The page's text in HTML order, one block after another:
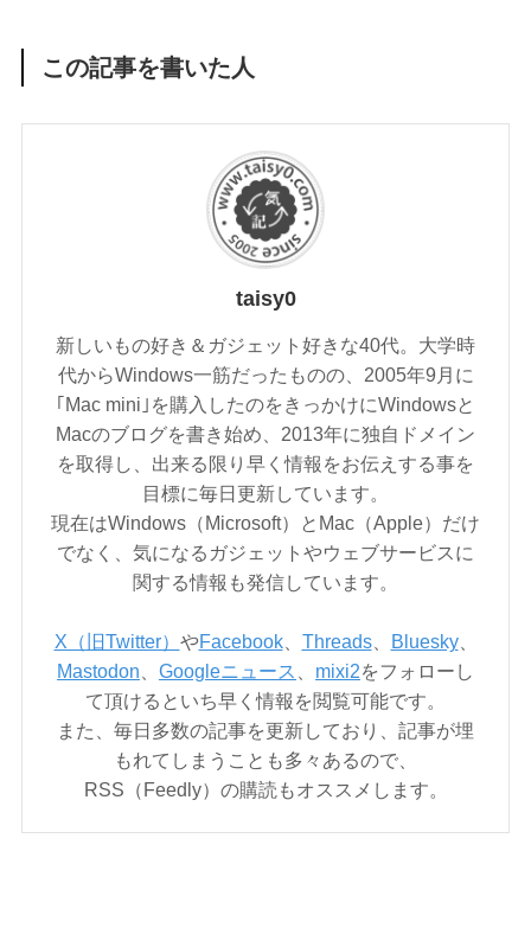
この記事を書いた人
taisy0
新しいもの好き＆ガジェット好きな40代。大学時
代からWindows一筋だったものの、2005年9月に
｢Mac mini｣を購入したのをきっかけにWindowsと
Macのブログを書き始め、2013年に独自ドメイン
を取得し、出来る限り早く情報をお伝えする事を
目標に毎日更新しています。
現在はWindows（Microsoft）とMac（Apple）だけ
でなく、気になるガジェットやウェブサービスに
関する情報も発信しています。
X（旧Twitter） やFacebook、 Threads、 Bluesky、
Mastodon
Googleニュース mixi2をフォローし
て頂けるといち早く情報を閲覧可能です。
また、毎日多数の記事を更新しており、記事が埋
もれてしまうことも多々あるので、
RSS（Feedly）の購読もオススメします。